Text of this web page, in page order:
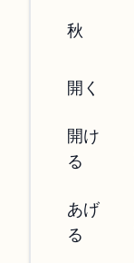
秋
開く
開け
る
あげ
る